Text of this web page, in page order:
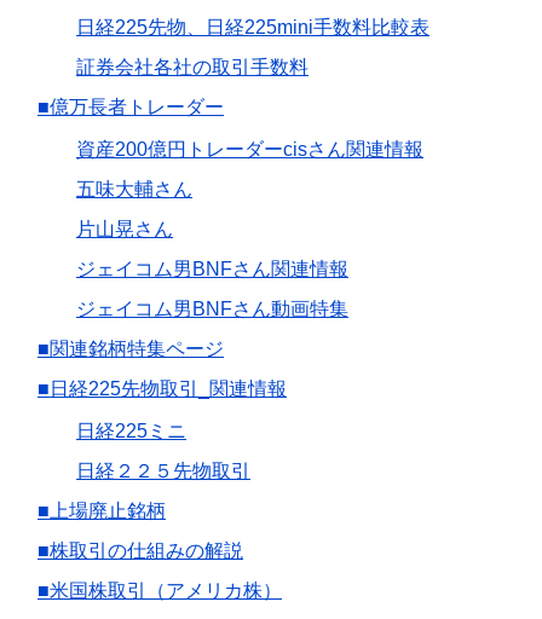
日経225先物、日経225mini手数料比較表
証券会社各社の取引手数料
■億万長者トレーダー
資産200億円トレーダーcisさん関連情報
五味大輔さん
片山晃さん
ジェイコム男BNFさん関連情報
ジェイコム男BNFさん動画特集
■関連銘柄特集ページ
■日経225先物取引_関連情報
日経225ミニ
日経２２５先物取引
■上場廃止銘柄
■株取引の仕組みの解説
■米国株取引（アメリカ株）